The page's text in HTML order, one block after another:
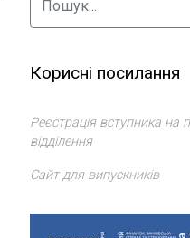
Корисні посилання
Реєстрація вступника на
відділення
Сайт для випускників